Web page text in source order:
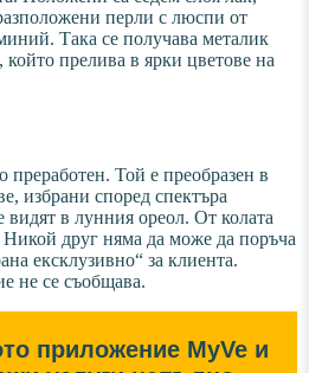
перли с люспи от
Така се получава металик
който прелива в ярки цветове на
Той е преобразен в
избрани според спектъра
видят в лунния ореол. От колата
друг няма да може да поръча
ексклузивно“ за клиента.
не се съобщава.
приложение MyVe и